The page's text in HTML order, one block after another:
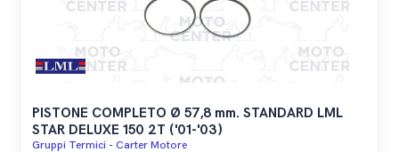
PISTONE COMPLETO Ø 57,8 mm. STANDARD LML
STAR DELUXE 150 2T ('01-'03)
Gruppi Termici - Carter Motore